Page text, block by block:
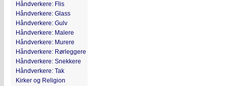
Håndverkere: Flis
Håndverkere: Glass
Håndverkere: Gulv
Håndverkere: Malere
Håndverkere: Murere
Håndverkere: Rørleggere
Håndverkere: Snekkere
Håndverkere: Tak
Kirker og Religion